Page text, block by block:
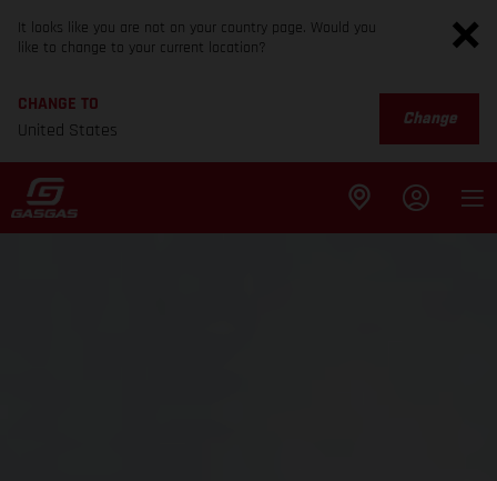
It looks like you are not on your country page. Would you
like to change to your current location?
CHANGE TO
United States
Change